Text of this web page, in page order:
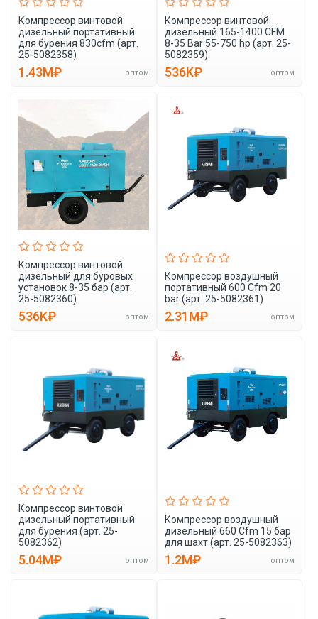
Компрессор винтовой
дизельный портативный
для бурения 830cfm (арт.
25-5082358)
1.43M₽ оптом
Компрессор винтовой
дизельный 165-1400 CFM
8-35 Bar 55-750 hp (арт. 25-
5082359)
536K₽ оптом
Компрессор винтовой
дизельный для буровых
установок 8-35 бар (арт.
25-5082360)
536K₽ оптом
Компрессор воздушный
портативный 600 Cfm 20
bar (арт. 25-5082361)
2.31M₽ оптом
Компрессор винтовой
дизельный портативный
для бурения (арт. 25-
5082362)
5.04M₽ оптом
Компрессор воздушный
дизельный 660 Cfm 15 бар
для шахт (арт. 25-5082363)
1.2M₽ оптом